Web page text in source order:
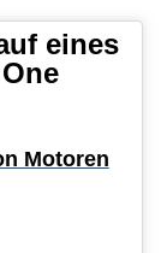
eines
Motoren